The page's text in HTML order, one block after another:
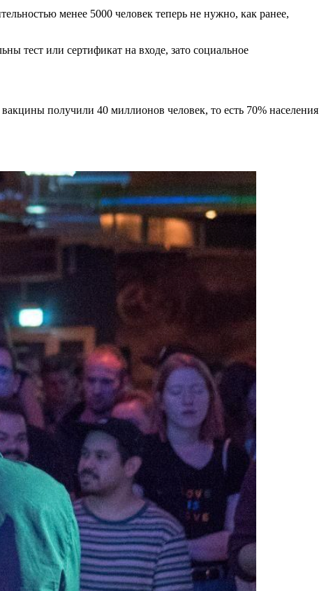
менее 5000 человек теперь не нужно, как ранее,
тест или сертификат на входе, зато социальное
получили 40 миллионов человек, то есть 70% населения